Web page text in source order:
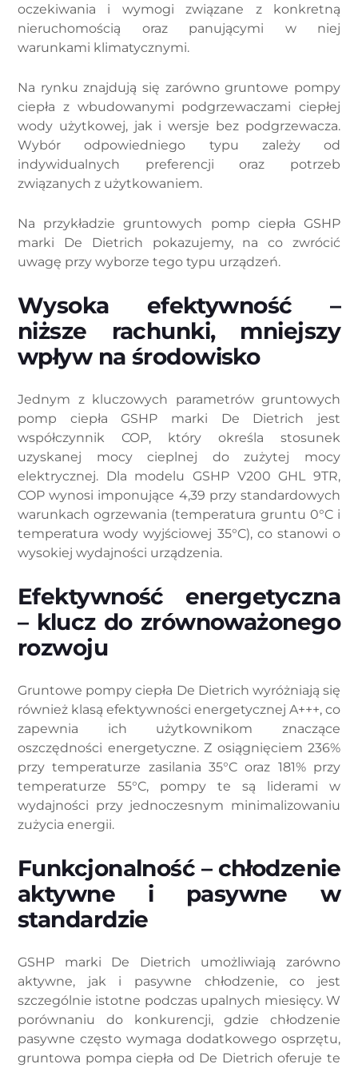
oczekiwania i wymogi związane z konkretną
nieruchomością oraz panującymi w niej
warunkami klimatycznymi.
Na rynku znajdują się zarówno gruntowe pompy
ciepła z wbudowanymi podgrzewaczami ciepłej
wody użytkowej, jak i wersje bez podgrzewacza.
Wybór odpowiedniego typu zależy od
indywidualnych preferencji oraz potrzeb
związanych z użytkowaniem.
Na przykładzie gruntowych pomp ciepła GSHP
marki De Dietrich pokazujemy, na co zwrócić
uwagę przy wyborze tego typu urządzeń.
Wysoka efektywność –
niższe rachunki, mniejszy
wpływ na środowisko
Jednym z kluczowych parametrów gruntowych
pomp ciepła GSHP marki De Dietrich jest
współczynnik COP, który określa stosunek
uzyskanej mocy cieplnej do zużytej mocy
elektrycznej. Dla modelu GSHP V200 GHL 9TR,
COP wynosi imponujące 4,39 przy standardowych
warunkach ogrzewania (temperatura gruntu 0°C i
temperatura wody wyjściowej 35°C), co stanowi o
wysokiej wydajności urządzenia.
Efektywność energetyczna
– klucz do zrównoważonego
rozwoju
Gruntowe pompy ciepła De Dietrich wyróżniają się
również klasą efektywności energetycznej A+++, co
zapewnia ich użytkownikom znaczące
oszczędności energetyczne. Z osiągnięciem 236%
przy temperaturze zasilania 35°C oraz 181% przy
temperaturze 55°C, pompy te są liderami w
wydajności przy jednoczesnym minimalizowaniu
zużycia energii.
Funkcjonalność – chłodzenie
aktywne i pasywne w
standardzie
GSHP marki De Dietrich umożliwiają zarówno
aktywne, jak i pasywne chłodzenie, co jest
szczególnie istotne podczas upalnych miesięcy. W
porównaniu do konkurencji, gdzie chłodzenie
pasywne często wymaga dodatkowego osprzętu,
gruntowa pompa ciepła od De Dietrich oferuje te